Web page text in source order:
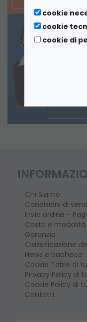
Chi Siamo
Condizioni di
Invio ordine -
Costo e modalità
Garanzia
Classificazione
News e bacheca
Cookie Table di
Privacy Policy di
Cookie Policy di
Contatti
cookie
cookie
cookie di